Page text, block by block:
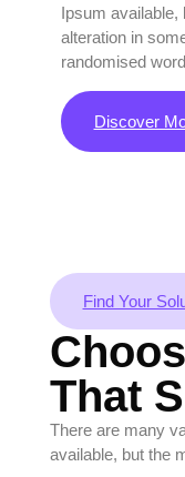
Ipsum
alteration in
randomised
Discover
Find Your
That
There are many
available, but the